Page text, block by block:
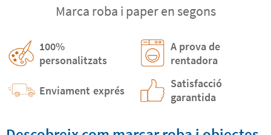
Marca roba i paper en segons
100%
personalitzats
A prova de
rentadora
Enviament exprés
Satisfacció
garantida